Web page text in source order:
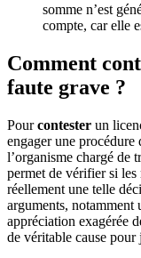
somme n’est
compte, car elle
Comment
faute grave ?
Pourcontester un
engager une procédure
l’organisme chargé de
permet de vérifier si
réellement une telle
arguments, notamment
appréciation exagérée
de véritable cause